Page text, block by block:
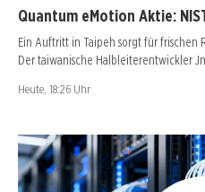
Quantum eMotion Aktie:
Ein Auftritt in Taipeh sorgt für frischen
Der taiwanische Halbleiterentwickler
Heute, 18:26 Uhr